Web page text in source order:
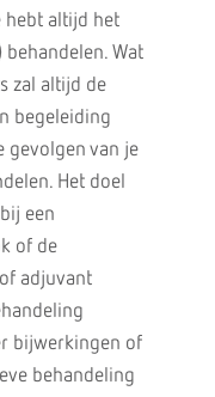
hebt altijd het
Wat
zal altijd de
begeleiding
gevolgen van je
Het doel
een
of de
adjuvant
bijwerkingen of
behandeling